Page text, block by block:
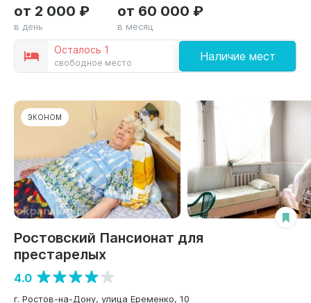
Осталось 1
свободное место Наличие мест
от 2 000 ₽
в день
от 60 000 ₽
в месяц
ЭКОНОМ
Ростовский Пансионат для
престарелых
4.0
г. Ростов-на-Дону, улица Еременко, 10